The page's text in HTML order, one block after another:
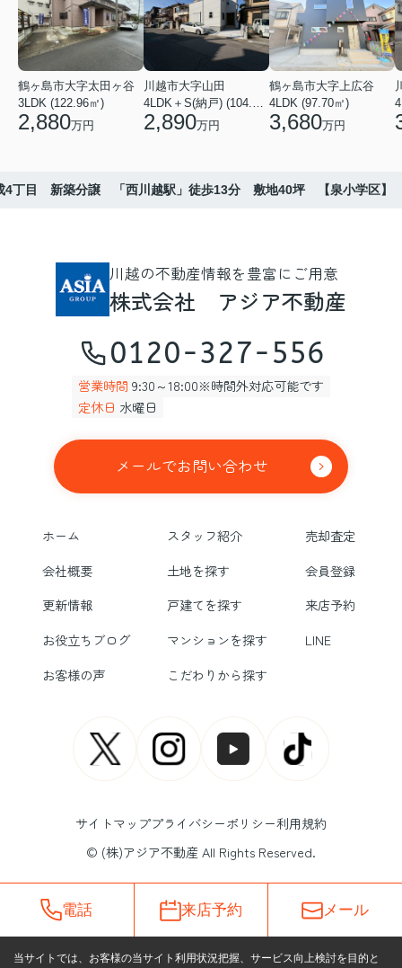
鶴ヶ島市大字太田ヶ谷
3LDK (122.96㎡)
2,880万円
川越市大字山田
2,890万円
鶴ヶ島市大字上広谷
4LDK (97.70㎡)
3,680万円
4丁目 新築分譲 「西川越駅」徒歩13分 敷地40坪 【泉小学区】
川越の不動産情報を豊富にご用意
株式会社 アジア不動産
0120-327-556
営業時間 9:30～18:00※時間外対応可能です
定休日 水曜日
メールでお問い合わせ
ホーム スタッフ紹介
売却査定
会社概要
土地を探す
会員登録
更新情報
戸建てを探す
来店予約
お役立ちブログ
マンションを探す
LINE
お客様の声
こだわりから探す
サイトマッププライバシーポリシー利用規約
© (株)アジア不動産 All Rights Reserved.
電話 来店予約 メール
当サイトでは、お客様の当サイト利用状況把握、サービス向上検討を目的と